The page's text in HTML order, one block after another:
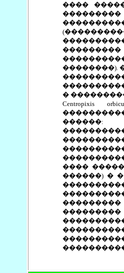
����
��������).
�
Centropixis
������:
����
������) �